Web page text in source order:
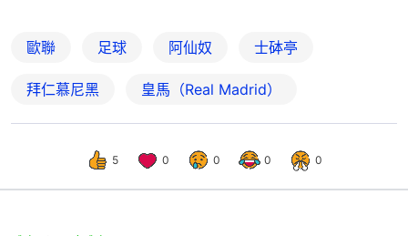
歐聯 足球 阿仙奴 士砵亭
拜仁慕尼黑 皇馬（Real Madrid）
5 0 0 0 0